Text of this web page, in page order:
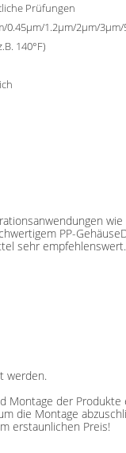
Prüfungen
0.45μm/1.2μm/2μm/
140°F)
PP-
sehr empfehlenswert.
werden.
Montage der
die Montage
erstaunlichen Preis!